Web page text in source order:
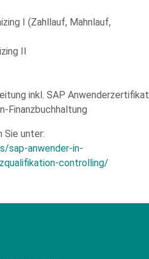
I (Zahllauf, Mahnlauf,
II
inkl. SAP Anwenderzertifikat
Finanzbuchhaltung
Sie unter:
sap-anwender-in-
controlling/